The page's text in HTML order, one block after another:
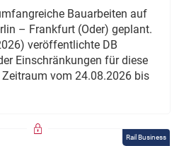
Bauarbeiten auf
– Frankfurt (Oder) geplant.
veröffentlichte DB
Einschränkungen für diese
vom 24.08.2026 bis
Rail Business